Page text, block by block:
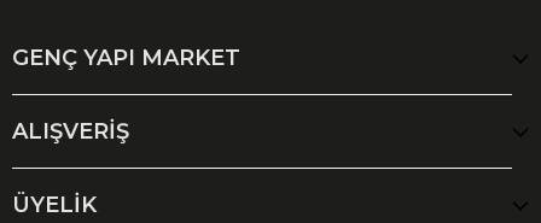
GENÇ YAPI MARKET
ALIŞVERİŞ
ÜYELİK